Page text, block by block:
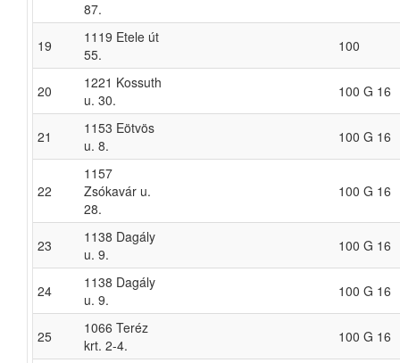
87.
19
1119 Etele út
55.
100
20
1221 Kossuth
u. 30.
100 G 16
21
1153 Eötvös
u. 8.
100 G 16
22
1157
Zsókavár u.
28.
100 G 16
23
1138 Dagály
u. 9.
100 G 16
24
1138 Dagály
u. 9.
100 G 16
25
1066 Teréz
krt. 2-4.
100 G 16